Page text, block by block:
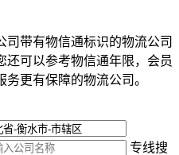
司带有物信通标识的物流公司
还可以参考物信通年限，会员
更有保障的物流公司。
专线搜